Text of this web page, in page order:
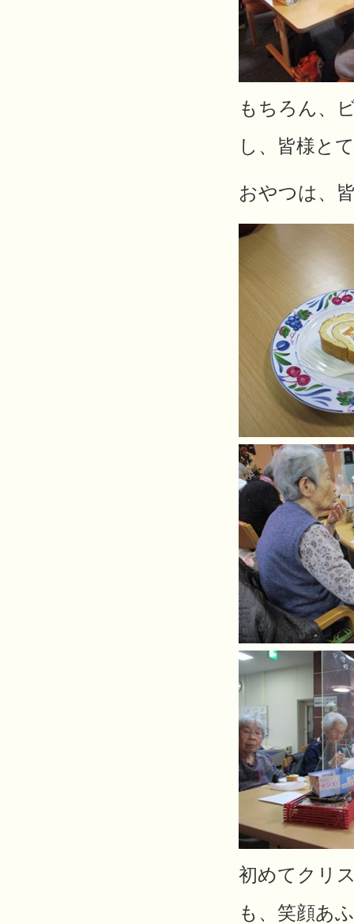
もちろん、
し、皆様と
おやつは、
初めてクリ
も、笑顔あ